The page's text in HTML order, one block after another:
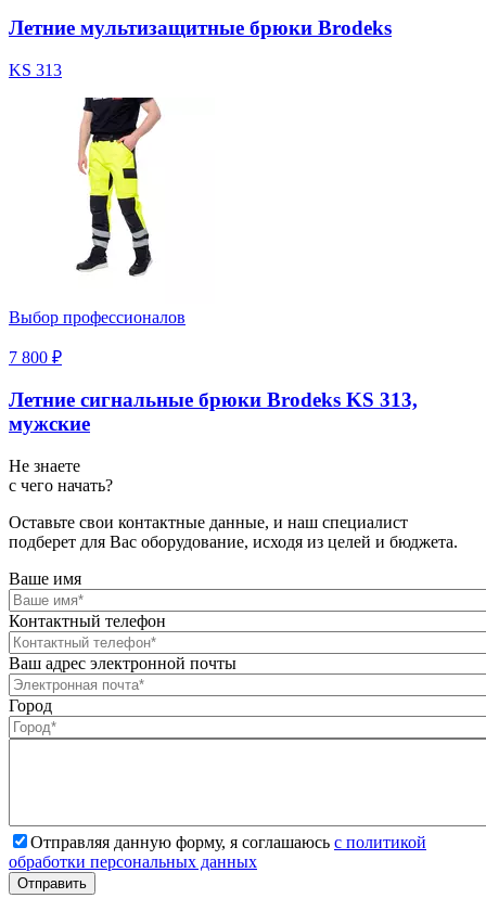
Летние мультизащитные брюки Brodeks
KS 313
Выбор профессионалов
7 800 ₽
Летние сигнальные брюки Brodeks KS 313,
мужские
Не знаете
с чего начать?
Оставьте свои контактные данные, и наш специалист
подберет для Вас оборудование, исходя из целей и бюджета.
Ваше имя
Контактный телефон
Ваш адрес электронной почты
Город
Отправляя данную форму, я соглашаюсь с политикой
обработки персональных данных